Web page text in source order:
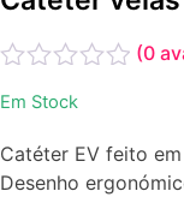
0
5
(0
Em Stock
Catéter EV feito
Desenho